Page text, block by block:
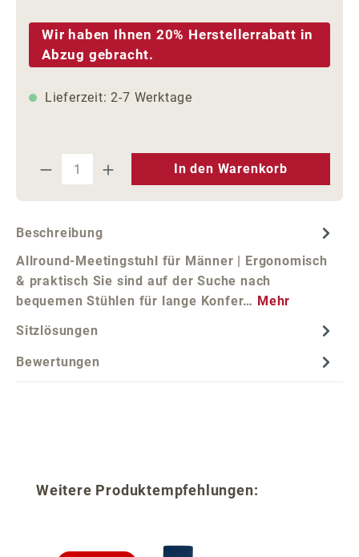
Wir haben Ihnen 20% Herstellerrabatt in
Abzug gebracht.
Lieferzeit: 2-7 Werktage
Produkt Anzahl: Gib den
In den Warenkorb
Beschreibung
Allround-Meetingstuhl für Männer | Ergonomisch
& praktisch Sie sind auf der Suche nach
bequemen Stühlen für lange Konfer… Mehr
Sitzlösungen
Bewertungen
Produktgalerie überspringen
Weitere Produktempfehlungen: